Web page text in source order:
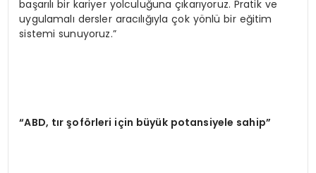
başarılı bir kariyer yolculuğuna çıkarıyoruz. Pratik ve
uygulamalı dersler aracılığıyla çok yönlü bir eğitim
sistemi sunuyoruz.”
“ABD, tır şoförleri için büyük potansiyele sahip”